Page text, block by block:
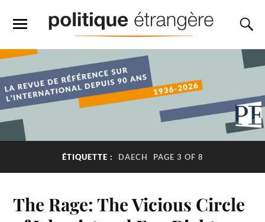
ÉTIQUETTE : DAECH PAGE 3 OF 8
The Rage: The Vicious Circle